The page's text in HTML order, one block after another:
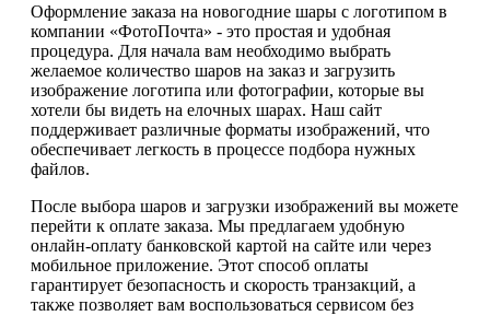
Оформление заказа на новогодние шары с логотипом в
компании «ФотоПочта» - это простая и удобная
процедура. Для начала вам необходимо выбрать
желаемое количество шаров на заказ и загрузить
изображение логотипа или фотографии, которые вы
хотели бы видеть на елочных шарах. Наш сайт
поддерживает различные форматы изображений, что
обеспечивает легкость в процессе подбора нужных
файлов.
После выбора шаров и загрузки изображений вы можете
перейти к оплате заказа. Мы предлагаем удобную
онлайн-оплату банковской картой на сайте или через
мобильное приложение. Этот способ оплаты
гарантирует безопасность и скорость транзакций, а
также позволяет вам воспользоваться сервисом без